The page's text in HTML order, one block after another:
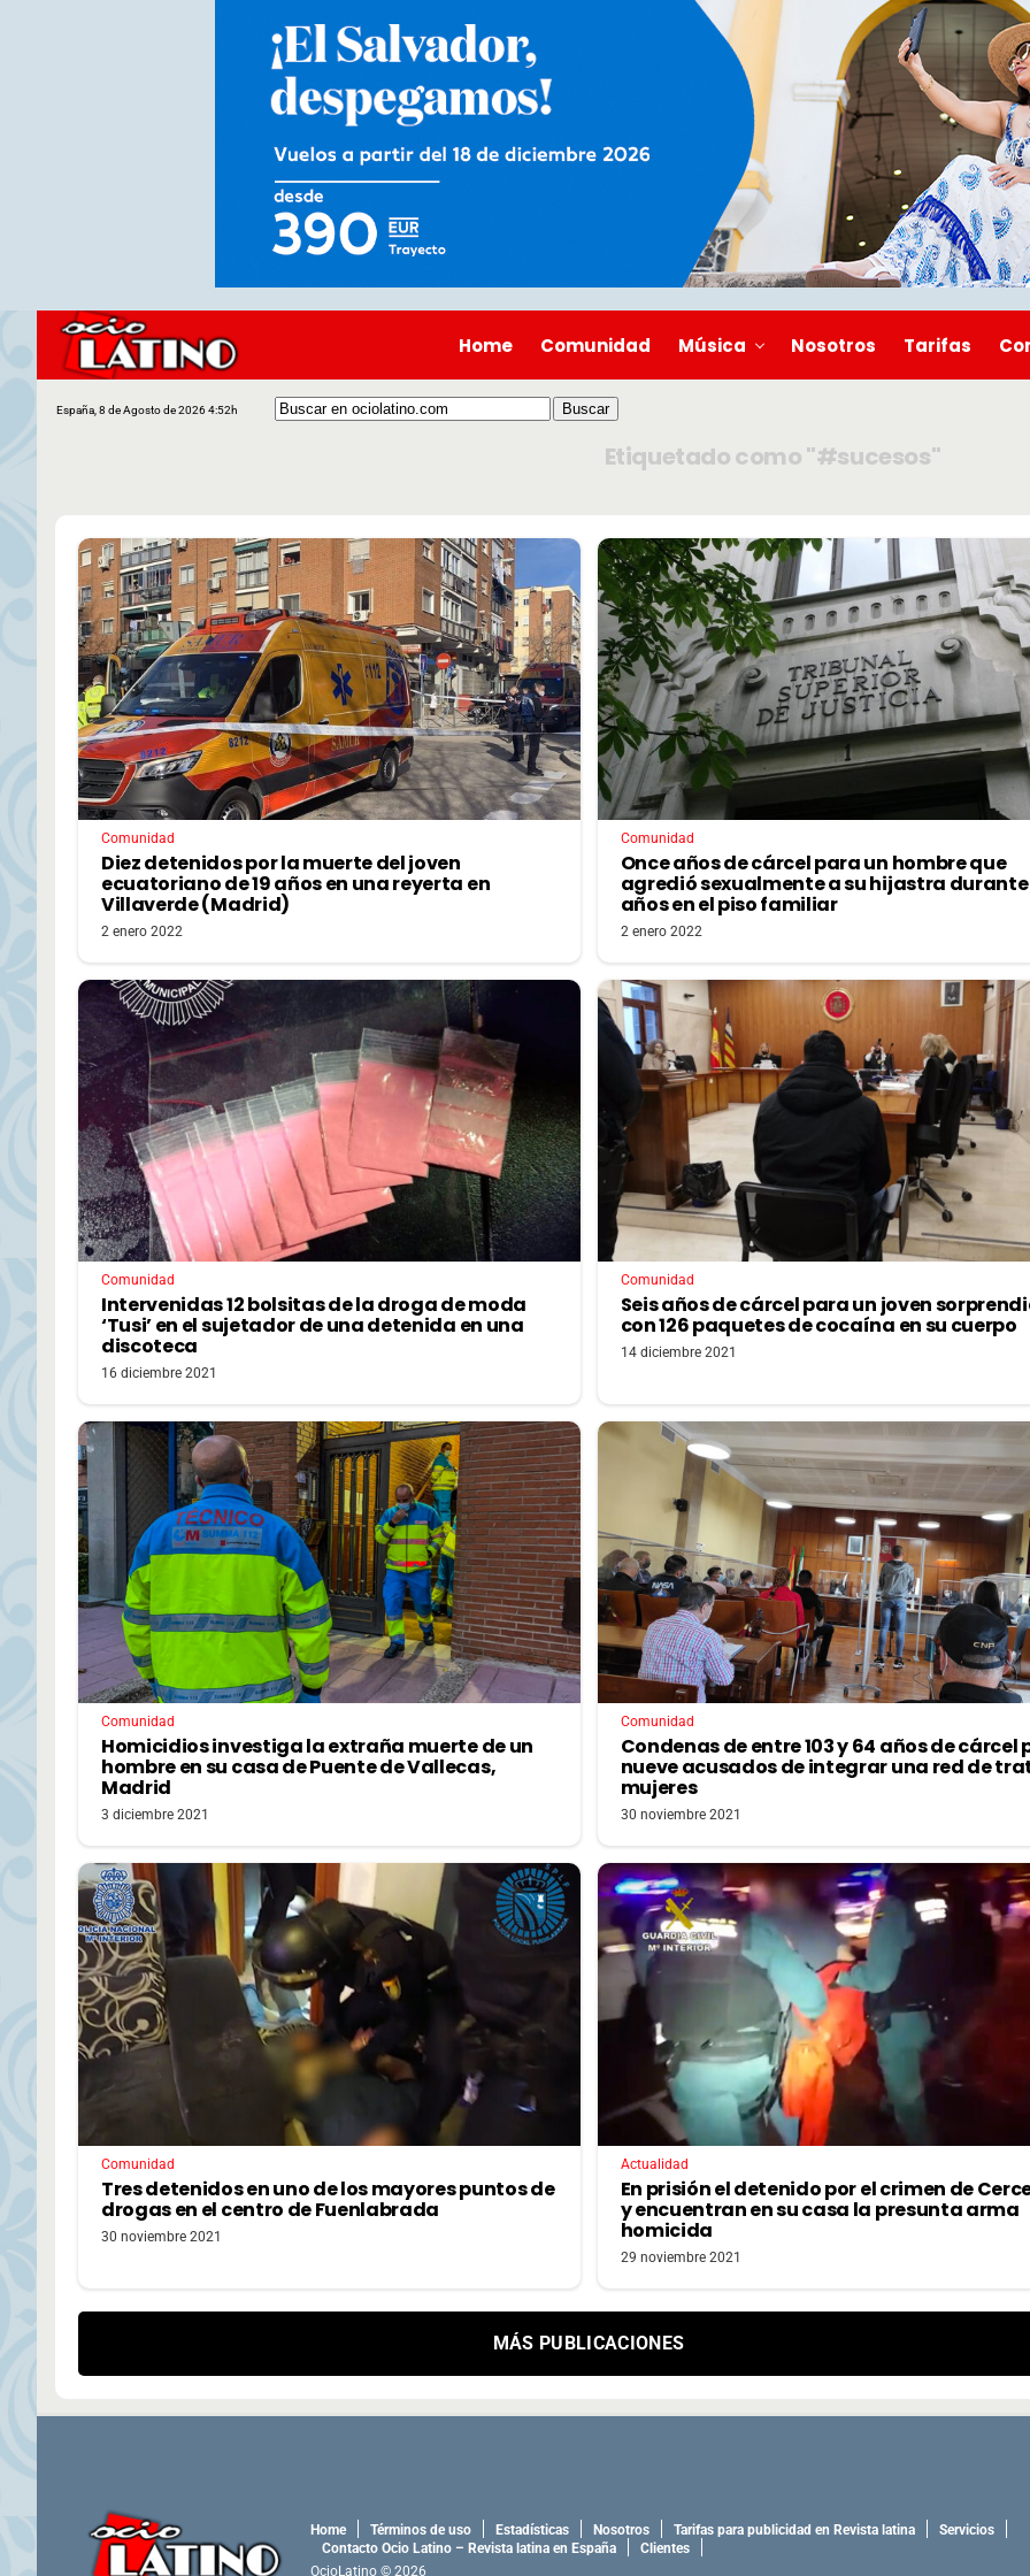
Home Comunidad Música Nosotros Tarifas
España, 8 de Agosto de 2026 4:52h
Etiquetado como "#sucesos"
Comunidad
Diez detenidos por la muerte del joven
ecuatoriano de 19 años en una reyerta en
Villaverde (Madrid)
2 enero 2022
Comunidad
Once años de cárcel para un hombre que
agredió sexualmente a su hijastra
años en el piso familiar
2 enero 2022
Comunidad
Intervenidas 12 bolsitas de la droga de moda
‘Tusi’ en el sujetador de una detenida en una
discoteca
16 diciembre 2021
Comunidad
Seis años de cárcel para un joven
con 126 paquetes de cocaína en su cuerpo
14 diciembre 2021
Comunidad
Homicidios investiga la extraña muerte de un
hombre en su casa de Puente de Vallecas,
Madrid
3 diciembre 2021
Comunidad
Condenas de entre 103 y 64 años de cárcel
nueve acusados de integrar una red de
mujeres
30 noviembre 2021
Comunidad
Tres detenidos en uno de los mayores puntos de
drogas en el centro de Fuenlabrada
30 noviembre 2021
Actualidad
En prisión el detenido por el crimen de
y encuentran en su casa la presunta arma
homicida
29 noviembre 2021
MÁS PUBLICACIONES
Home Términos de uso Estadísticas Nosotros Tarifas para publicidad en Revista latina
Servicios
Contacto Ocio Latino – Revista latina en España
Clientes
OcioLatino © 2026